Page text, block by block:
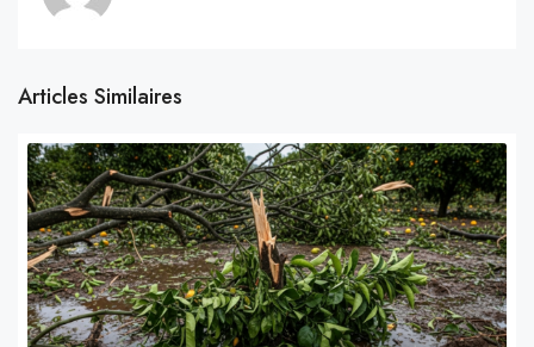
Articles Similaires